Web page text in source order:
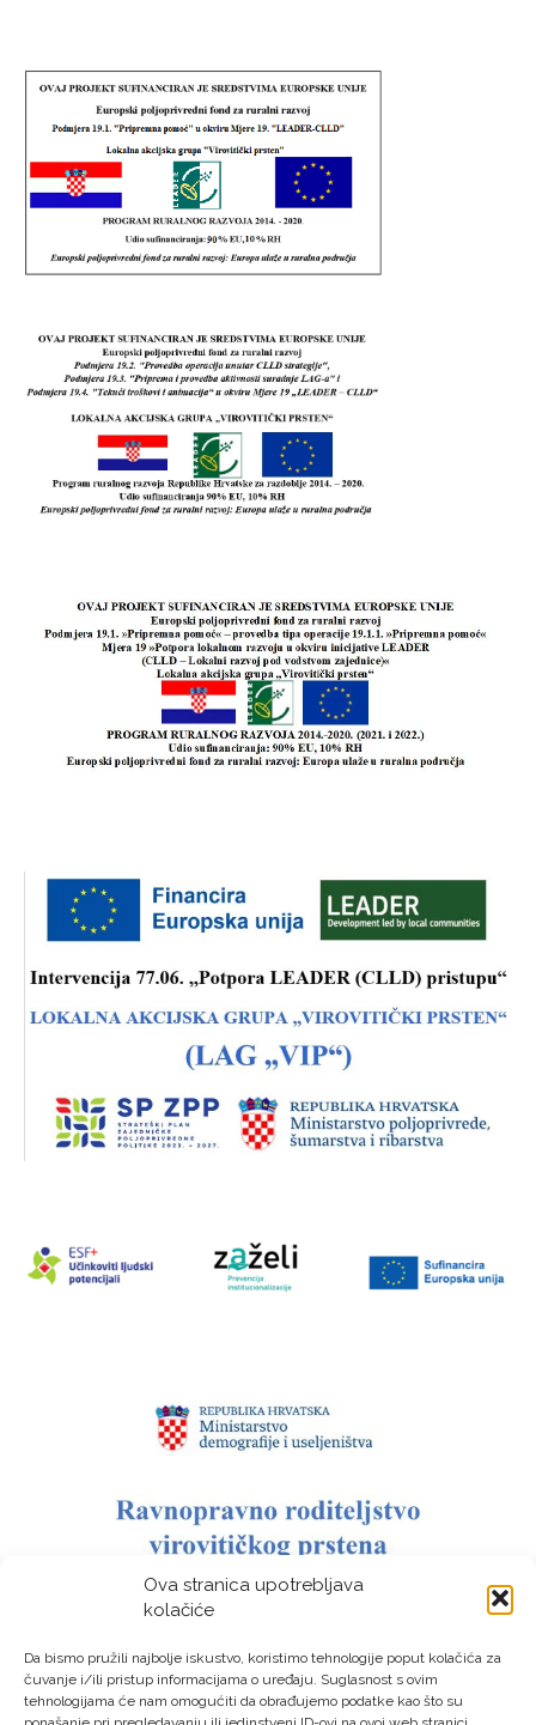
Ova stranica upotrebljava
kolačiće
Da bismo pružili najbolje iskustvo, koristimo tehnologije poput kolačića za
čuvanje i/ili pristup informacijama o uređaju. Suglasnost s ovim
tehnologijama će nam omogućiti da obrađujemo podatke kao što su